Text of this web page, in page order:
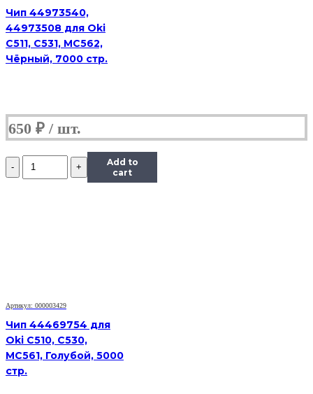
Чип 44973540,
44973508 для Oki
C511, C531, MC562,
Чёрный, 7000 стр.
650 ₽
Количество
Чип
Bk,
1,2K
Add to
cart
Артикул: 000003429
Чип 44469754 для
Oki C510, C530,
MC561, Голубой, 5000
стр.